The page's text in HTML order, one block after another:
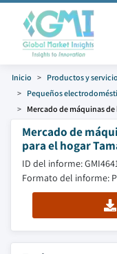
Inicio Productos y
Pequeños
Mercado de máquinas
Mercado de
para el hogar
ID del informe:
Formato del informe: